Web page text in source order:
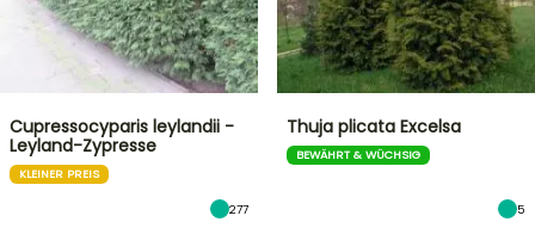
Cupressocyparis leylandii -
Leyland-Zypresse
KLEINER PREIS
277
Thuja plicata Excelsa
BEWÄHRT & WÜCHSIG
5